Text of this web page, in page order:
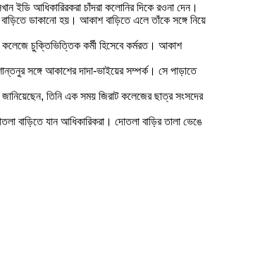
ইডি আধিকারিরকরা চাঁদরা কলোনির দিকে রওনা দেন।
ডাকানো হয়। আকাশ বাড়িতে এলে তাঁকে সঙ্গে নিয়ে
চুক্তিভিত্তিক কর্মী হিসেবে কর্মরত। আকাশ
সঙ্গে আকাশের দাদা-ভাইয়ের সম্পর্ক। সে পাড়াতে
তিনি এক সময় জিরাট কলেজের ছাত্র সংসদের
বাড়িতে যান আধিকারিকরা। দোতলা বাড়ির তালা ভেঙে